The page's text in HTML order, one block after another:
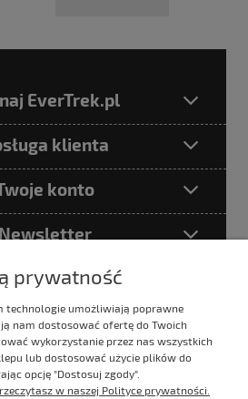
EverTrek.pl
klienta
konto
Newsletter
adres e-mail akceptujesz
prywatności
prywatność
technologie umożliwiają poprawne
nam dostosować ofertę do Twoich
wykorzystanie przez nas wszystkich
lub dostosować użycie plików do
opcję "Dostosuj zgody".
w naszej Polityce prywatności.